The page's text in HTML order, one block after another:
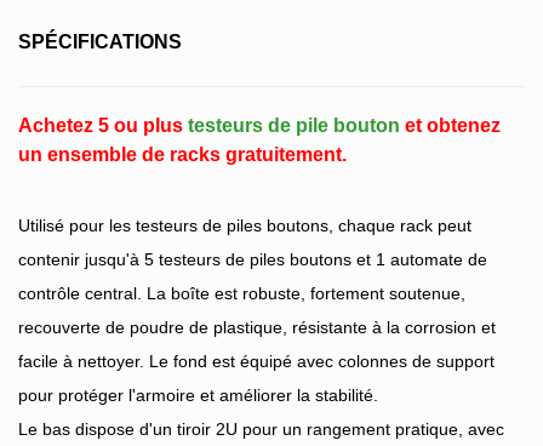
SPÉCIFICATIONS
Achetez 5 ou plus testeurs de pile bouton et obtenez
un ensemble de racks gratuitement.
Utilisé pour les testeurs de piles boutons, chaque rack peut
contenir jusqu'à 5 testeurs de piles boutons et 1 automate de
contrôle central. La boîte est robuste, fortement soutenue,
recouverte de poudre de plastique, résistante à la corrosion et
facile à nettoyer. Le fond est équipé avec colonnes de support
pour protéger l'armoire et améliorer la stabilité.
Le bas dispose d'un tiroir 2U pour un rangement pratique, avec